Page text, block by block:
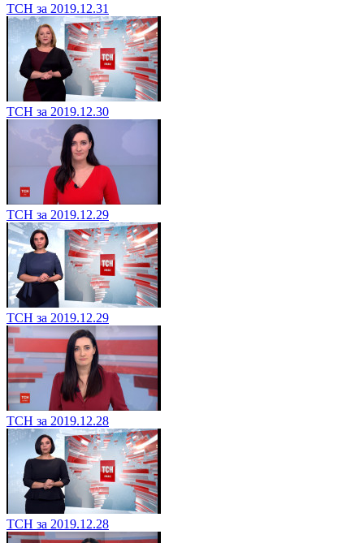
ТСН за 2019.12.31
ТСН за 2019.12.30
ТСН за 2019.12.29
ТСН за 2019.12.29
ТСН за 2019.12.28
ТСН за 2019.12.28